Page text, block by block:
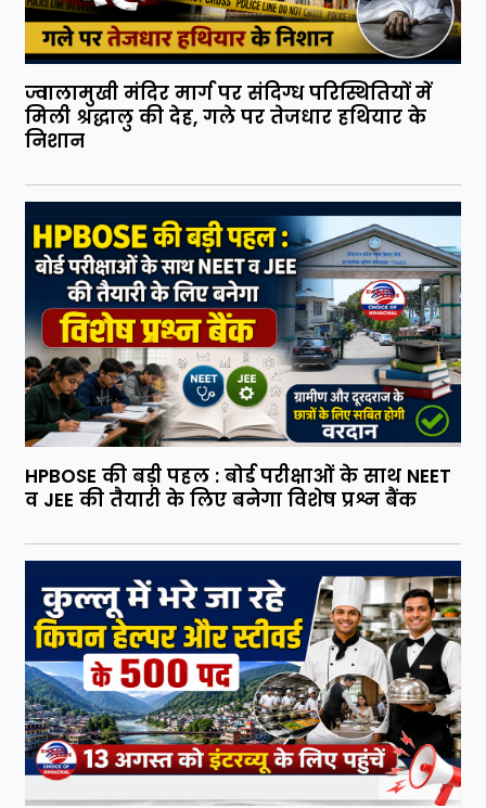
ज्वालामुखी मंदिर मार्ग पर संदिग्ध परिस्थितियों में
मिली श्रद्धालु की देह, गले पर तेजधार हथियार के
निशान
HPBOSE की बड़ी पहल : बोर्ड परीक्षाओं के साथ NEET
व JEE की तैयारी के लिए बनेगा विशेष प्रश्न बैंक